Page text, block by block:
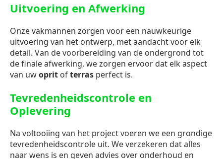
Uitvoering en Afwerking
Onze vakmannen zorgen voor een nauwkeurige
uitvoering van het ontwerp, met aandacht voor elk
detail. Van de voorbereiding van de ondergrond tot
de finale afwerking, we zorgen ervoor dat elk aspect
van uwoprit ofterras perfect is.
Tevredenheidscontrole en
Oplevering
Na voltooiing van het project voeren we een grondige
tevredenheidscontrole uit. We verzekeren dat alles
naar wens is en geven advies over onderhoud en